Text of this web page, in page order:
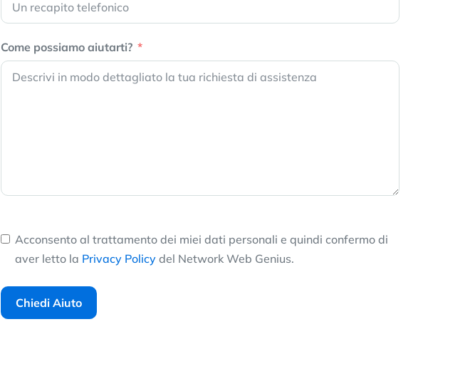
Come possiamo aiutarti?
Acconsento al trattamento dei miei dati personali e quindi confermo di
aver letto la Privacy Policy del Network Web Genius.
Chiedi Aiuto